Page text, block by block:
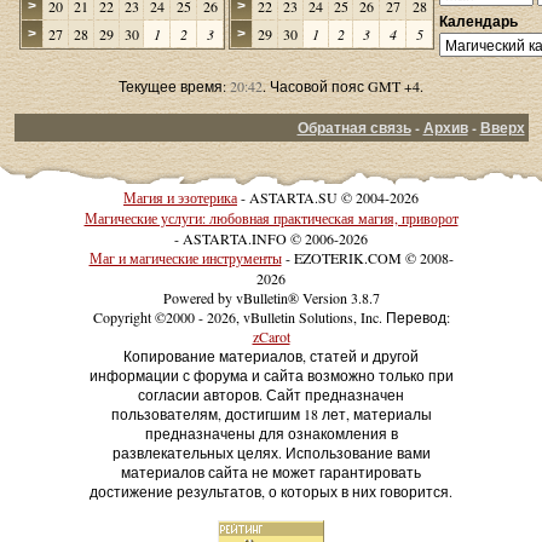
> 20 21 22 23 24 25 26
> 27 28 29 30 1 2 3
> 22 23 24 25 26 27 28
> 29 30 1 2 3 4 5
Календарь
Текущее время:20:42. Часовой пояс GMT +4.
Обратная связь-Архив-Вверх
Магия и эзотерика- ASTARTA.SU © 2004-2026
Магические услуги: любовная практическая магия, приворот
- ASTARTA.INFO © 2006-2026
Маг и магические инструменты- EZOTERIK.COM © 2008-
2026
Powered by vBulletin® Version 3.8.7
Copyright ©2000 - 2026, vBulletin Solutions, Inc. Перевод:
zCarot
Копирование материалов, статей и другой
информации с форума и сайта возможно только при
согласии авторов. Сайт предназначен
пользователям, достигшим 18 лет, материалы
предназначены для ознакомления в
развлекательных целях. Использование вами
материалов сайта не может гарантировать
достижение результатов, о которых в них говорится.